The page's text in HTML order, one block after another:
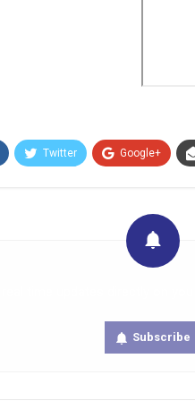
Twitter Google+
Subscribe